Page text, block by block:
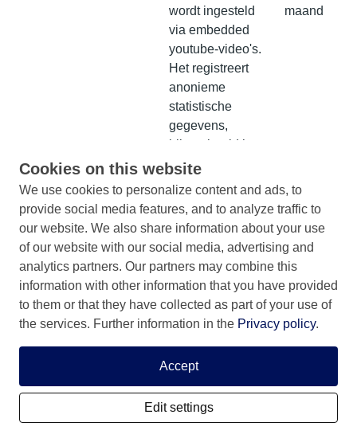
wordt ingesteld
via embedded
youtube-video's.
Het registreert
anonieme
statistische
gegevens,
bijvoorbeeld hoe
vaak de video
wordt
weergegeven en
welke
instellingen
worden gebruikt
voor het
afspelen. Er
worden geen
verzameld tenzij
je bent ingelogd
op je Google-
maand
Cookies on this website
We use cookies to personalize content and ads, to
provide social media features, and to analyze traffic to
our website. We also share information about your use
of our website with our social media, advertising and
analytics partners. Our partners may combine this
information with other information that you have provided
to them or that they have collected as part of your use of
the services. Further information in the Privacy policy.
Edit settings
Accept